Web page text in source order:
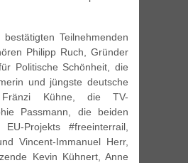
Teilnehmenden
Philipp Ruch, Gründer
Politische Schönheit, die
und jüngste deutsche
Fränzi Kühne, die TV-
Passmann, die beiden
Projekts #freeinterrail,
Vincent-Immanuel Herr,
Kevin Kühnert, Anne